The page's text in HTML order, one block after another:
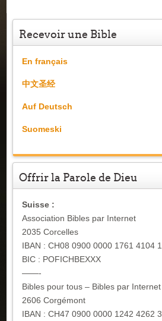
Recevoir une Bible
En français
中文圣经
Auf Deutsch
Suomeski
Offrir la Parole de Dieu
Suisse :
Association Bibles par Internet
2035 Corcelles
IBAN : CH08 0900 0000 1761 4104 1
BIC : POFICHBEXXX
——-
Bibles pour tous – Bibles par Internet
2606 Corgémont
IBAN : CH47 0900 0000 1242 4262 3